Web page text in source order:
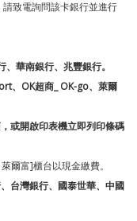
致電詢問該卡銀行並進行
華南銀行、兆豐銀行。
、OK超商_ OK-go、萊爾
或開啟印表機立即列印條碼
爾富]櫃台以現金繳費。
台灣銀行、國泰世華、中國